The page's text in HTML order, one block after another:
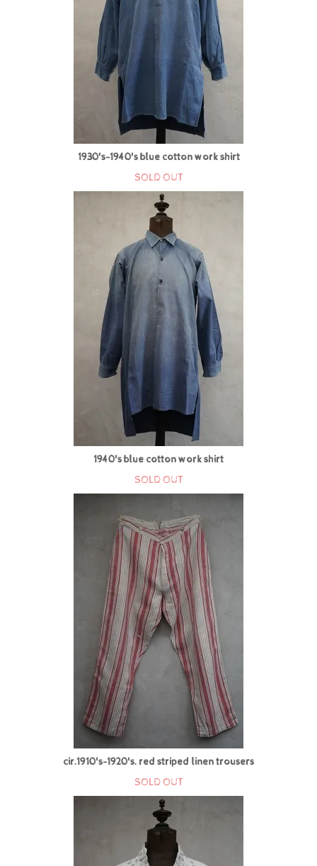
1930's-1940's blue cotton work shirt
SOLD OUT
1940's blue cotton work shirt
SOLD OUT
cir.1910's-1920's. red striped linen trousers
SOLD OUT